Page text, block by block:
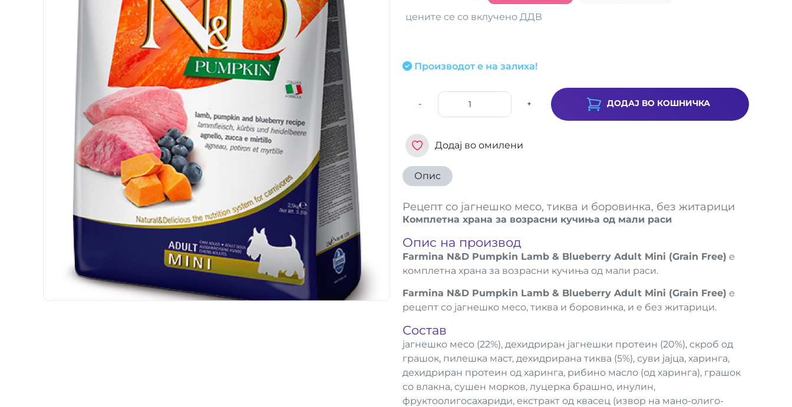
цените се со вклучено ДДВ
Производот е на залиха!
- + ДОДАЈ ВО КОШНИЧКА
Додај во омилени
Опис
Рецепт со јагнешко месо, тиква и боровинка, без житарици
Комплетна храна за возрасни кучиња од мали раси
Опис на производ
Farmina N&D Pumpkin Lamb & Blueberry Adult Mini (Grain Free) е
комплетна храна за возрасни кучиња од мали раси.
Farmina N&D Pumpkin Lamb & Blueberry Adult Mini (Grain Free) е
рецепт со јагнешко месо, тиква и боровинка, и е без житарици.
Состав
јагнешко месо (22%), дехидриран јагнешки протеин (20%), скроб од
грашок, пилешка маст, дехидрирана тиква (5%), суви јајца, харинга,
дехидриран протеин од харинга, рибино масло (од харинга), грашок
со влакна, сушен морков, луцерка брашно, инулин,
фруктоолигосахариди, екстракт од квасец (извор на мано-олиго-